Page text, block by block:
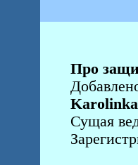
Про
Karolinka
Сущая